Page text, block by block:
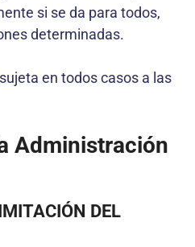
si se da para todos,
determinadas.
en todos casos a las
Administración
DEL